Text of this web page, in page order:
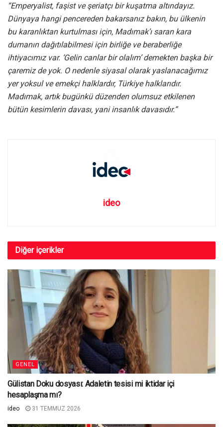
“Emperyalist, faşist ve şeriatçı bir kuşatma altındayız.
Dünyaya hangi pencereden bakarsanız bakın, bu ülkenin
bu karanlıktan kurtulması için, Madımak’ı saran kara
dumanın dağıtılabilmesi için birliğe ve beraberliğe
ihtiyacımız var. ‘Gelin canlar bir olalım’ demekten başka bir
çaremiz de yok. O nedenle siyasal olarak yaslanacağımız
yer yoksul ve emekçi halklardır, Türkiye halklarıdır.
Madımak, artık bugünkü düzenden olumsuz etkilenen
bütün kesimlerin davası, yani insanlık davasıdır.”
ideo
Diğer içerikler
GENEL
Gülistan Doku dosyası: Adaletin tesisi mi iktidar içi
hesaplaşma mı?
ideo 31 TEMMUZ 2026